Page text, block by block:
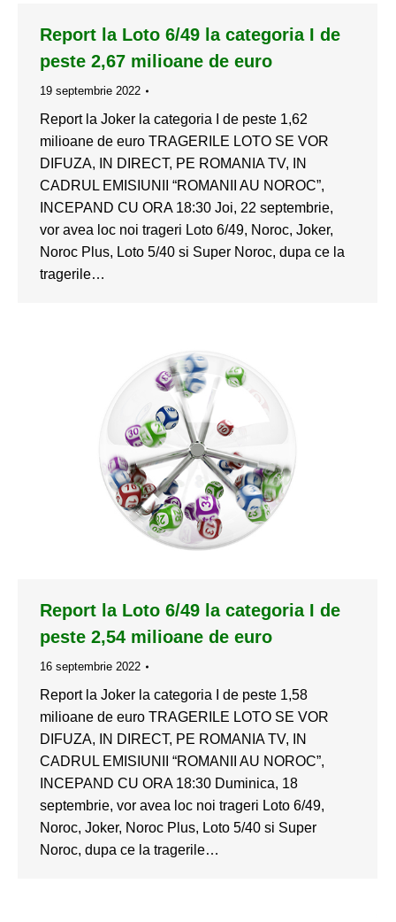
Report la Loto 6/49 la categoria I de
peste 2,67 milioane de euro
19 septembrie 2022
Report la Joker la categoria I de peste 1,62
milioane de euro TRAGERILE LOTO SE VOR
DIFUZA, IN DIRECT, PE ROMANIA TV, IN
CADRUL EMISIUNII “ROMANII AU NOROC”,
INCEPAND CU ORA 18:30 Joi, 22 septembrie,
vor avea loc noi trageri Loto 6/49, Noroc, Joker,
Noroc Plus, Loto 5/40 si Super Noroc, dupa ce la
tragerile…
Report la Loto 6/49 la categoria I de
peste 2,54 milioane de euro
16 septembrie 2022
Report la Joker la categoria I de peste 1,58
milioane de euro TRAGERILE LOTO SE VOR
DIFUZA, IN DIRECT, PE ROMANIA TV, IN
CADRUL EMISIUNII “ROMANII AU NOROC”,
INCEPAND CU ORA 18:30 Duminica, 18
septembrie, vor avea loc noi trageri Loto 6/49,
Noroc, Joker, Noroc Plus, Loto 5/40 si Super
Noroc, dupa ce la tragerile…